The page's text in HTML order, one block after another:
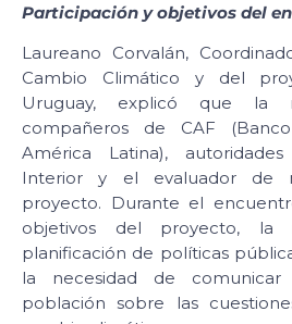
Participación y objetivos del
Laureano Corvalán,
Cambio Climático y del
Uruguay, explicó que la
compañeros de CAF
América Latina),
Interior y el evaluador de
proyecto. Durante el
objetivos del proyecto, la
planificación de políticas
la necesidad de
población sobre las